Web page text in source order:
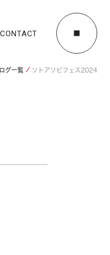
CONTACT
グ一覧 ソトアソビフェス2024